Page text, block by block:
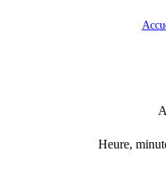
Heure,